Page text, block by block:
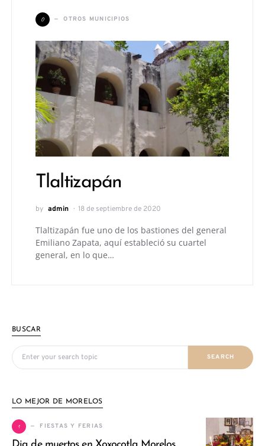
O OTROS MUNICIPIOS
Tlaltizapán
by admin 18 de septiembre de 2020
Tlaltizapán fue uno de los bastiones del general
Emiliano Zapata, aquí estableció su cuartel
general, en lo que…
BUSCAR
Search for:
SEARCH
LO MEJOR DE MORELOS
1 FIESTAS Y FERIAS